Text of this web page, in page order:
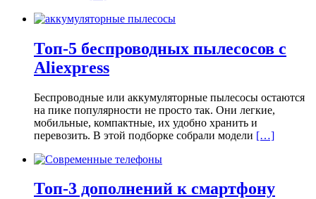
Топ-5 беспроводных пылесосов с
Aliexpress
Беспроводные или аккумуляторные пылесосы остаются
на пике популярности не просто так. Они легкие,
мобильные, компактные, их удобно хранить и
перевозить. В этой подборке собрали модели […]
Топ-3 дополнений к смартфону